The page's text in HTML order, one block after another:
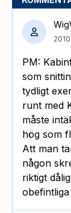
PM:
som
tydligt
runt med
måste
hög som
Att man
någon
riktigt